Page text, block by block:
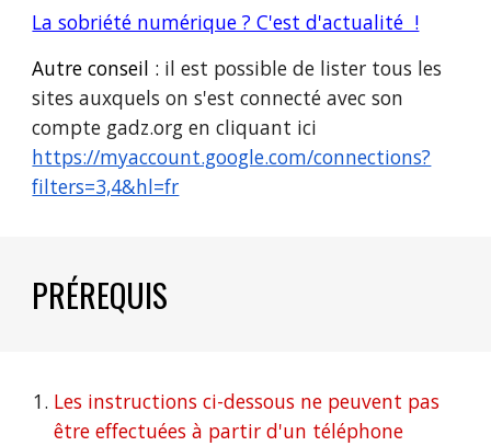
La sobriété numérique ? C'est d'actualité !
Autre conseil : il est possible de lister tous les
sites auxquels on s'est connecté avec son
compte gadz.org en cliquant ici
https://myaccount.google.com/connections?
filters=3,4&hl=fr
PRÉREQUIS
Les instructions ci-dessous ne peuvent pas
être effectuées à partir d'un téléphone